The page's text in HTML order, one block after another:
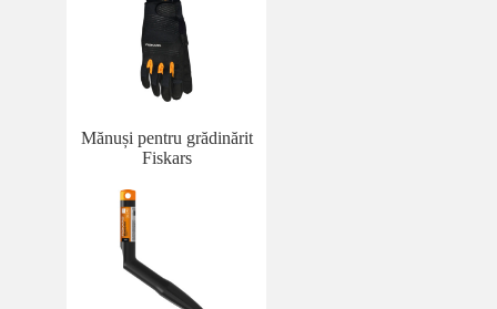
Mănuși pentru grădinărit
Fiskars